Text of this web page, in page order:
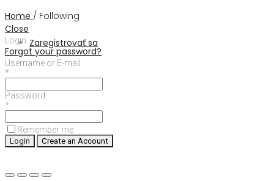
Zaregistrovať sa
Home / Following
Close
Login
Forgot your password?
Username or E-mail
*
Password
*
Remember me